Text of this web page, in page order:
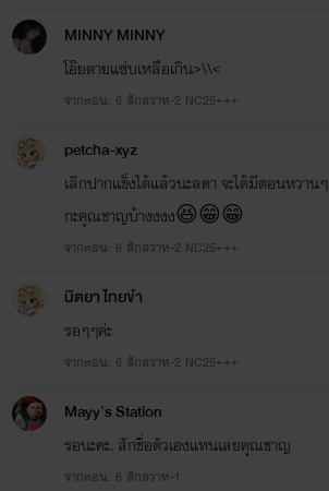
MINNY MINNY
โอ๊ยตายแซ่บเหลือเกิน>\\<
จากตอน: 6 สักสวาท-2 NC25+++
petcha-xyz
เลิกปากแข็งได้แล้วนะลดา จะได้มีตอนหวานๆ
กะคุณชาญบ้างงงง😆😁😁
จากตอน: 6 สักสวาท-2 NC25+++
นิตยา ไทยขำ
รอๆๆค่ะ
จากตอน: 6 สักสวาท-2 NC25+++
Mayy's Station
รอนะคะ. สักชื่อตัวเองแทนเลยคุณชาญ
จากตอน: 6 สักสวาท-1